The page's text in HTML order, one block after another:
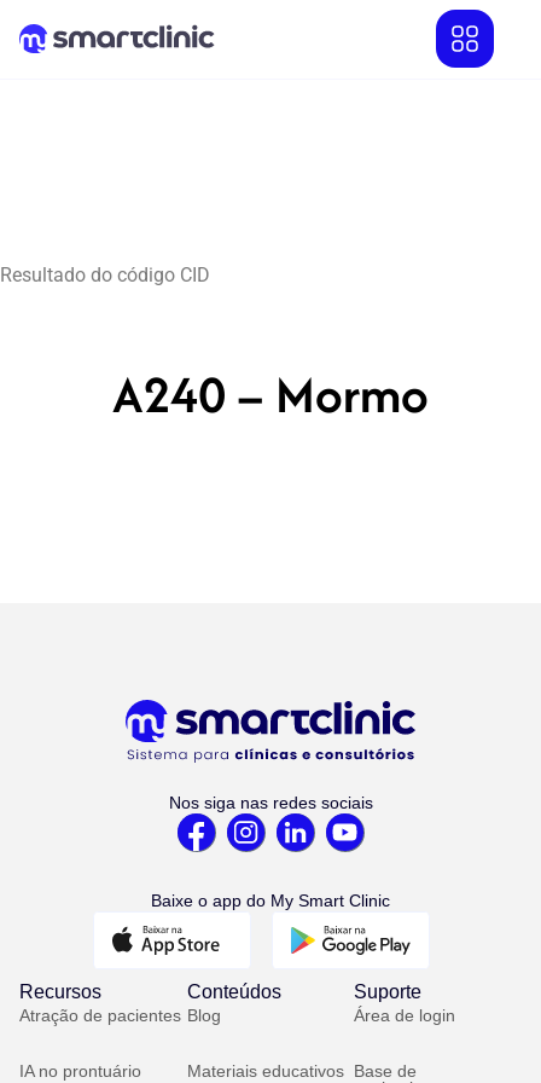
Resultado do código CID
A240 – Mormo
Nos siga nas redes sociais
Baixe o app do My Smart Clinic
Recursos
Atração de pacientes
IA no prontuário
Conteúdos
Blog
Materiais educativos
Suporte
Área de login
Base de